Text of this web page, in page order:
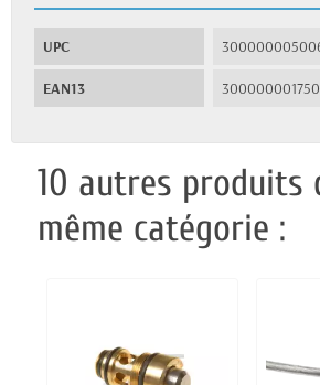
UPC
EAN13
10 autres produits
même catégorie :